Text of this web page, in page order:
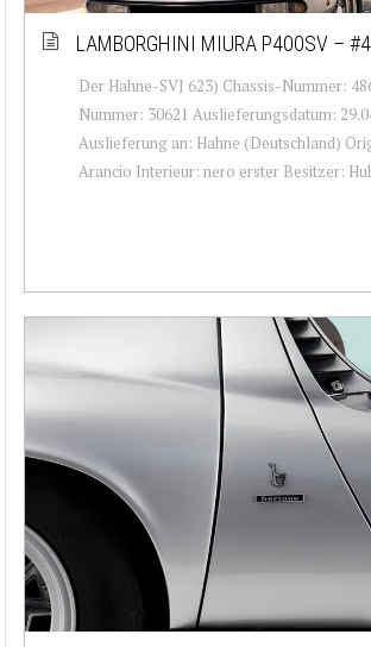
LAMBORGHINI MIURA P400SV –
Der Hahne-SVJ 623) Chassis-Nummer:
Nummer: 30621 Auslieferungsdatum:
Auslieferung an: Hahne (Deutschland)
Arancio Interieur: nero erster Besitzer: